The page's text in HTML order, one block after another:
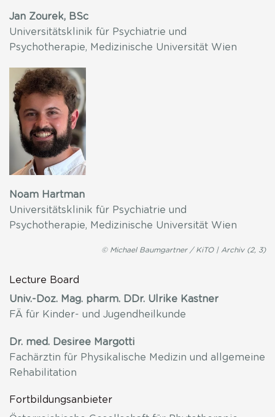
Jan Zourek, BSc
Universitätsklinik für Psychiatrie und
Psychotherapie, Medizinische Universität Wien
Noam Hartman
Universitätsklinik für Psychiatrie und
Psychotherapie, Medizinische Universität Wien
© Michael Baumgartner / KiTO | Archiv (2, 3)
Lecture Board
Univ.-Doz. Mag. pharm. DDr. Ulrike Kastner
FÄ für Kinder- und Jugendheilkunde
Dr. med. Desiree Margotti
Fachärztin für Physikalische Medizin und allgemeine
Rehabilitation
Fortbildungsanbieter